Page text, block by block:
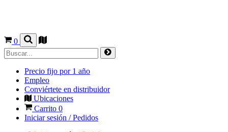
0
Precio fijo por 1 año
Empleo
Conviértete en distribuidor
Ubicaciones
Carrito 0
Iniciar sesión / Pedidos